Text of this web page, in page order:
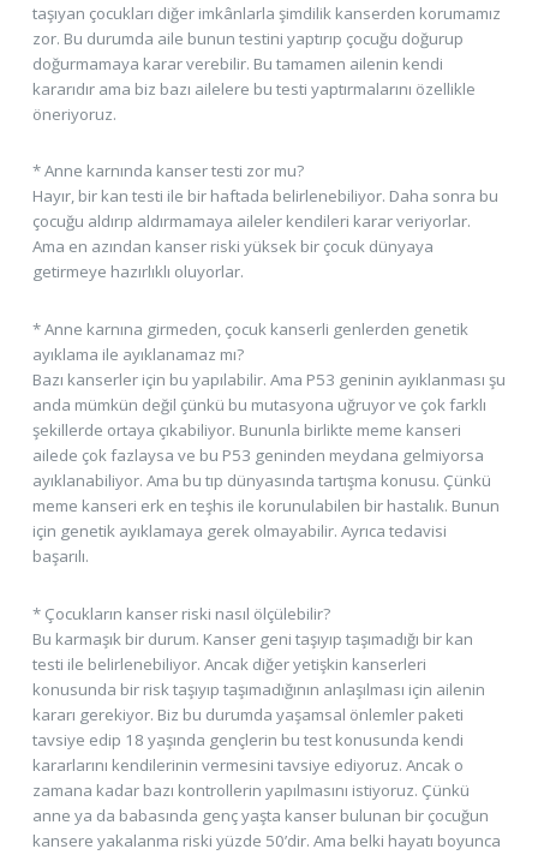
taşıyan çocukları diğer imkânlarla şimdilik kanserden korumamız
zor. Bu durumda aile bunun testini yaptırıp çocuğu doğurup
doğurmamaya karar verebilir. Bu tamamen ailenin kendi
kararıdır ama biz bazı ailelere bu testi yaptırmalarını özellikle
öneriyoruz.
* Anne karnında kanser testi zor mu?
Hayır, bir kan testi ile bir haftada belirlenebiliyor. Daha sonra bu
çocuğu aldırıp aldırmamaya aileler kendileri karar veriyorlar.
Ama en azından kanser riski yüksek bir çocuk dünyaya
getirmeye hazırlıklı oluyorlar.
* Anne karnına girmeden, çocuk kanserli genlerden genetik
ayıklama ile ayıklanamaz mı?
Bazı kanserler için bu yapılabilir. Ama P53 geninin ayıklanması şu
anda mümkün değil çünkü bu mutasyona uğruyor ve çok farklı
şekillerde ortaya çıkabiliyor. Bununla birlikte meme kanseri
ailede çok fazlaysa ve bu P53 geninden meydana gelmiyorsa
ayıklanabiliyor. Ama bu tıp dünyasında tartışma konusu. Çünkü
meme kanseri erk en teşhis ile korunulabilen bir hastalık. Bunun
için genetik ayıklamaya gerek olmayabilir. Ayrıca tedavisi
başarılı.
* Çocukların kanser riski nasıl ölçülebilir?
Bu karmaşık bir durum. Kanser geni taşıyıp taşımadığı bir kan
testi ile belirlenebiliyor. Ancak diğer yetişkin kanserleri
konusunda bir risk taşıyıp taşımadığının anlaşılması için ailenin
kararı gerekiyor. Biz bu durumda yaşamsal önlemler paketi
tavsiye edip 18 yaşında gençlerin bu test konusunda kendi
kararlarını kendilerinin vermesini tavsiye ediyoruz. Ancak o
zamana kadar bazı kontrollerin yapılmasını istiyoruz. Çünkü
anne ya da babasında genç yaşta kanser bulunan bir çocuğun
kansere yakalanma riski yüzde 50’dir. Ama belki hayatı boyunca